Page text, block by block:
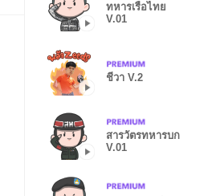
ทหารเรือไทย
V.01
ชีวา V.2
สารวัตรทหารบก
V.01